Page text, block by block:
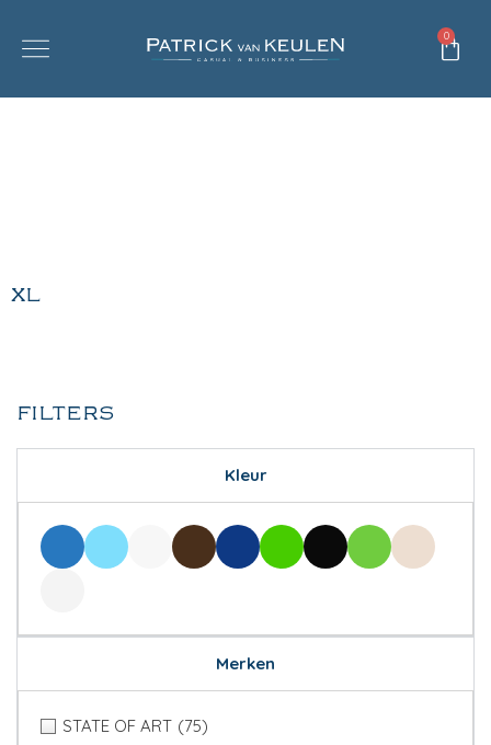
0
XL
FILTERS
Kleur
Merken
STATE OF ART (75)